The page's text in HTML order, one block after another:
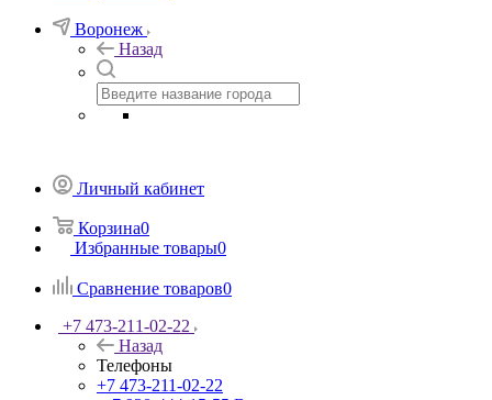
Воронеж
Назад
Личный кабинет
Корзина0
Избранные товары0
Сравнение товаров0
+7 473-211-02-22
Назад
Телефоны
+7 473-211-02-22